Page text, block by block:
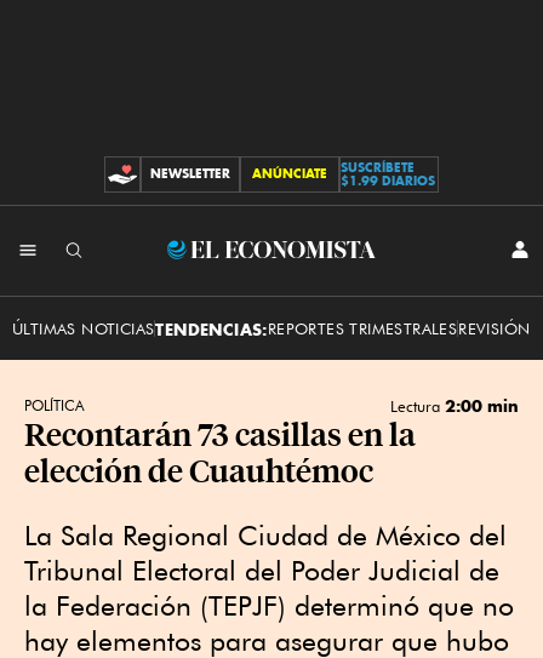
CONTRIBUCIONES
NEWSLETTER ANÚNCIATE
SUSCRÍBETE
$1.99 DIARIOS
El
ÚLTIMAS NOTICIASTENDENCIAS:REPORTES TRIMESTRALESREVISIÓN
POLÍTICA Lectura 2:00 min
Recontarán 73 casillas en la
elección de Cuauhtémoc
La Sala Regional Ciudad de México del
Tribunal Electoral del Poder Judicial de
la Federación (TEPJF) determinó que no
hay elementos para asegurar que hubo